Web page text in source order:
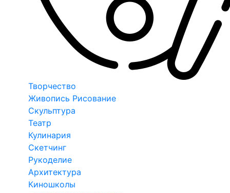
Творчество
Живопись Рисование
Скульптура
Театр
Кулинария
Скетчинг
Рукоделие
Архитектура
Киношколы